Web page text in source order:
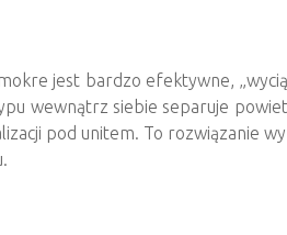
jest bardzo efektywne,
wewnątrz siebie separuje
pod unitem. To rozwiązanie